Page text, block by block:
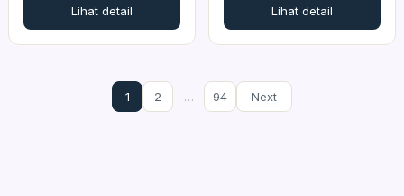
Lihat detail Lihat detail
1 2 … 94 Next